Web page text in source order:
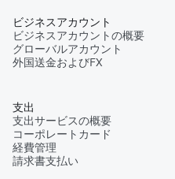
ビジネスアカウント
ビジネスアカウントの概要
グローバルアカウント
外国送金およびFX
支出
支出サービスの概要
コーポレートカード
経費管理
請求書支払い